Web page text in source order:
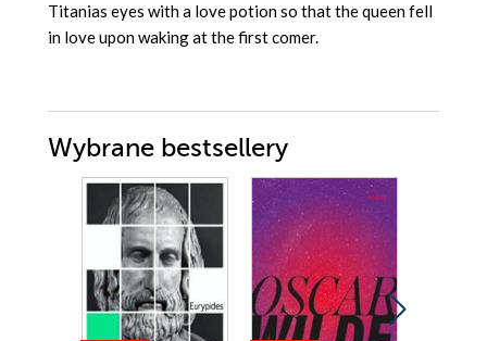
Titanias eyes with a love potion so that the queen fell
in love upon waking at the first comer.
Wybrane bestsellery